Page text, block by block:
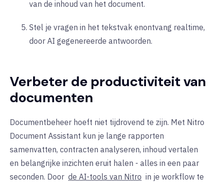
van de inhoud van het document.
Stel je vragen in het tekstvak enontvang realtime,
door AI gegenereerde antwoorden.
Verbeter de productiviteit van
documenten
Documentbeheer hoeft niet tijdrovend te zijn. Met Nitro
Document Assistant kun je lange rapporten
samenvatten, contracten analyseren, inhoud vertalen
en belangrijke inzichten eruit halen - alles in een paar
seconden. Door de AI-tools van Nitro in je workflow te